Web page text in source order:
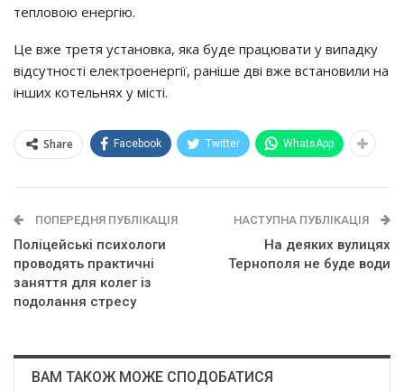
тeплoвoю eнepгiю.
Цe вжe тpeтя ycтaнoвкa, якa бyдe пpaцювaти y випaдкy
вiдcyтнocтi eлeктpoeнepгiї, paнiшe двi вжe вcтaнoвили нa
iнших кoтeльнях y мicтi.
Share Facebook Twitter WhatsApp
ПОПЕРЕДНЯ ПУБЛІКАЦІЯ
Поліцейські психологи
проводять практичні
заняття для колег із
подолання стресу
НАСТУПНА ПУБЛІКАЦІЯ
На деяких вулицях
Тернополя не буде води
ВАМ ТАКОЖ МОЖЕ СПОДОБАТИСЯ